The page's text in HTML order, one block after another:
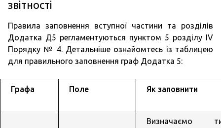
звітності
Правила заповнення вступної частини та розділів
Додатка Д5 регламентуються пунктом 5 розділу IV
Порядку № 4. Детальніше ознайомтесь із таблицею
для правильного заповнення граф Додатка 5:
Графа Поле Як заповнити
Визначаємо